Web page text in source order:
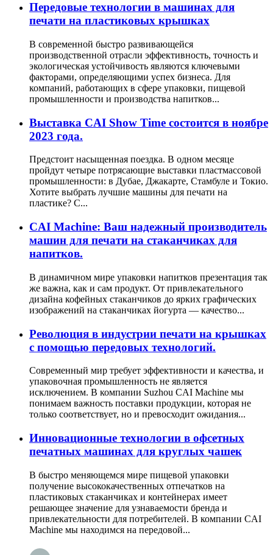
Передовые технологии в машинах для
печати на пластиковых крышках
В современной быстро развивающейся
производственной отрасли эффективность, точность и
экологическая устойчивость являются ключевыми
факторами, определяющими успех бизнеса. Для
компаний, работающих в сфере упаковки, пищевой
промышленности и производства напитков...
Выставка CAI Show Time состоится в ноябре
2023 года.
Предстоит насыщенная поездка. В одном месяце
пройдут четыре потрясающие выставки пластмассовой
промышленности: в Дубае, Джакарте, Стамбуле и Токио.
Хотите выбрать лучшие машины для печати на
пластике? C...
CAI Machine: Ваш надежный производитель
машин для печати на стаканчиках для
напитков.
В динамичном мире упаковки напитков презентация так
же важна, как и сам продукт. От привлекательного
дизайна кофейных стаканчиков до ярких графических
изображений на стаканчиках йогурта — качество...
Революция в индустрии печати на крышках
с помощью передовых технологий.
Современный мир требует эффективности и качества, и
упаковочная промышленность не является
исключением. В компании Suzhou CAI Machine мы
понимаем важность поставки продукции, которая не
только соответствует, но и превосходит ожидания...
Инновационные технологии в офсетных
печатных машинах для круглых чашек
В быстро меняющемся мире пищевой упаковки
получение высококачественных отпечатков на
пластиковых стаканчиках и контейнерах имеет
решающее значение для узнаваемости бренда и
привлекательности для потребителей. В компании CAI
Machine мы находимся на передовой...